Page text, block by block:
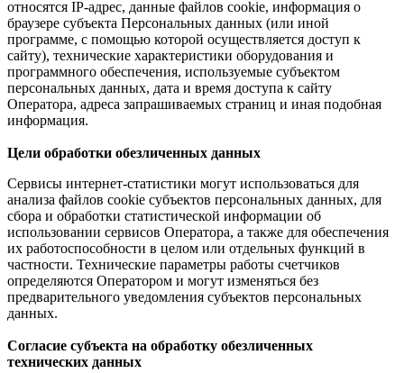
относятся IP-адрес, данные файлов cookie, информация о
браузере субъекта Персональных данных (или иной
программе, с помощью которой осуществляется доступ к
сайту), технические характеристики оборудования и
программного обеспечения, используемые субъектом
персональных данных, дата и время доступа к сайту
Оператора, адреса запрашиваемых страниц и иная подобная
информация.
Цели обработки обезличенных данных
Сервисы интернет-статистики могут использоваться для
анализа файлов cookie субъектов персональных данных, для
сбора и обработки статистической информации об
использовании сервисов Оператора, а также для обеспечения
их работоспособности в целом или отдельных функций в
частности. Технические параметры работы счетчиков
определяются Оператором и могут изменяться без
предварительного уведомления субъектов персональных
данных.
Согласие субъекта на обработку обезличенных
технических данных